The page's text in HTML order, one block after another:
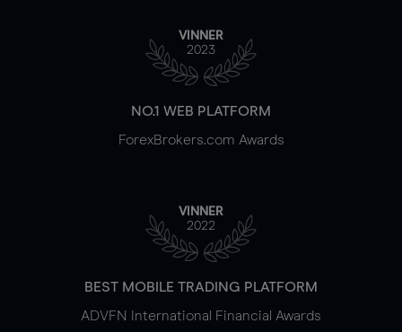
VINNER
2023
NO.1 WEB PLATFORM
ForexBrokers.com Awards
VINNER
2022
BEST MOBILE TRADING PLATFORM
ADVFN International Financial Awards